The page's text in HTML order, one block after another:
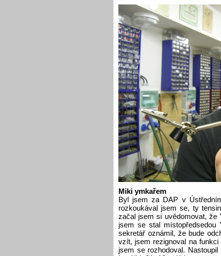
Miki ymkařem
Byl jsem za DAP v
rozkoukával jsem se, ty
začal jsem si uvědomovat, že
jsem se stal
sekretář oznámil, že bude
vzít, jsem rezignoval na
jsem se rozhodoval.